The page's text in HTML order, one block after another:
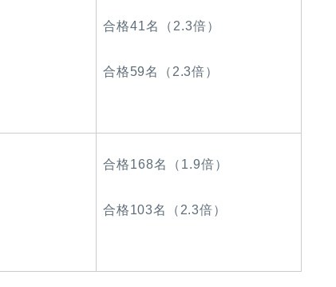
合格41名（2.3倍）
合格59名（2.3倍）
合格168名（1.9倍）
合格103名（2.3倍）